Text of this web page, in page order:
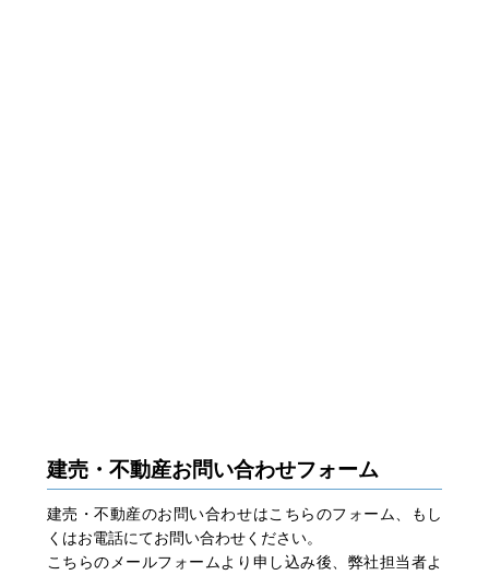
建売・不動産お問い合わせフォーム
建売・不動産のお問い合わせはこちらのフォーム、もし
くはお電話にてお問い合わせください。
こちらのメールフォームより申し込み後、弊社担当者よ